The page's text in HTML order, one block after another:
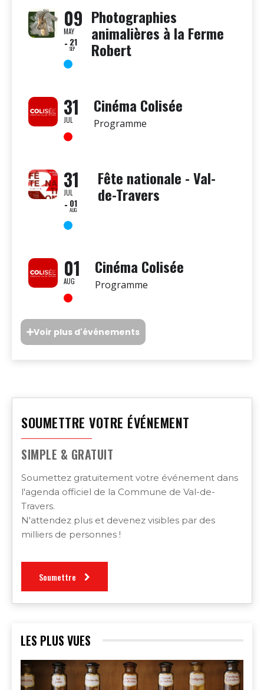
09
MAY
21
SEP
Photographies
animalières à la Ferme
Robert
31
JUL
Cinéma Colisée
Programme
31
JUL
01
AUG
Fête nationale - Val-
de-Travers
01
AUG
Cinéma Colisée
Programme
Voir plus d'événements
SOUMETTRE VOTRE ÉVÉNEMENT
SIMPLE & GRATUIT
Soumettez gratuitement votre événement dans
l'agenda officiel de la Commune de Val-de-
Travers.
N'attendez plus et devenez visibles par des
milliers de personnes !
Soumettre
LES PLUS VUES